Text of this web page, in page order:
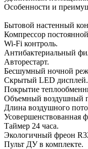
Особенности и
Бытовой настенный
Компрессор
Wi-Fi контроль.
Антибактериальный
Авторестарт.
Бесшумный ночной
Скрытый LED дисплей.
Покрытие
Объемный воздушный
Длина воздушного
Усовершенствованная
Таймер 24 часа.
Экологичный фреон
Пульт ДУ в комплекте.